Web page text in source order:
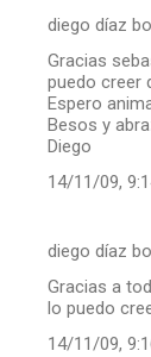
diego díaz
Gracias
puedo creer
Espero
Besos y
Diego
14/11/09,
diego díaz
Gracias a
lo puedo
14/11/09,